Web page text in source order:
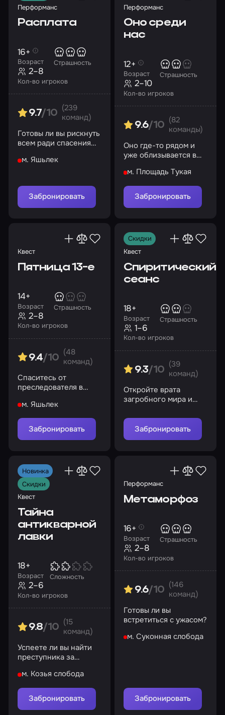
Перформанс
Расплата
Возраст
16+
Страшность
Кол-во игроков
2–8
9.7/10
(239
команд)
Готовы ли вы рискнуть
всем ради спасения
м. Яшьлек
Забронировать
Перформанс
Оно среди
нас
Возраст
12+
Страшность
Кол-во игроков
2–10
9.6/10
(82
команды)
Оно где-то рядом и
уже облизывается в
Поиграем?
м. Площадь Тукая
Забронировать
Квест
Пятница 13-е
Возраст
14+
Страшность
Кол-во игроков
2–8
9.4/10
(48
команд)
Спаситесь от
преследователя в
м. Яшьлек
Забронировать
Скидки
Квест
Спиритический
сеанс
Возраст
18+
Страшность
Кол-во игроков
1–6
9.3/10
(39
команд)
Откройте врата
загробного мира и
демонов
Забронировать
Новинка
Скидки
Квест
Тайна
антикварной
лавки
Возраст
18+
Сложность
Кол-во игроков
2–6
9.8/10
(15
команд)
Успеете ли вы найти
преступника за
м. Козья слобода
Забронировать
Перформанс
Метаморфоз
Возраст
16+
Страшность
Кол-во игроков
2–8
9.6/10
(146
команд)
Готовы ли вы
встретиться с ужасом?
м. Суконная слобода
Забронировать